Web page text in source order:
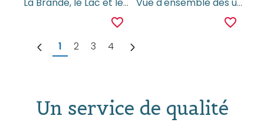
La Brande, le Lac et le Mont Saint Jacques
favorite_border
Vue d'ensemble des usines electriques a Retournemer
favorite_border
1 2 3 4
Un service de qualité